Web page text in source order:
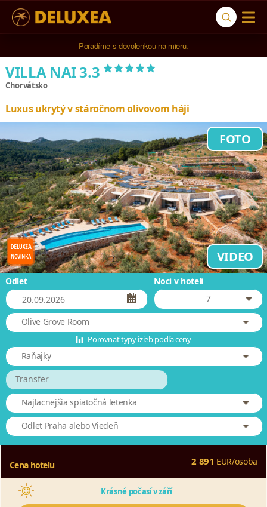
5* cestovná kancelária na luxusnú dovolenku od 4.000 EUR.
VILLA NAI 3.3*****
Chorvátsko
Luxus ukrytý v stáročnom olivovom háji
FOTO
VIDEO
Odlet
Noci v hoteli
7
Olive Grove Room
Porovnať typy izieb podľa ceny
Raňajky
Transfer
Najlacnejšia spiatočná letenka
Odlet Praha alebo Viedeň
Cena hotelu 2 891 EUR/osoba
Krásné počasí v září